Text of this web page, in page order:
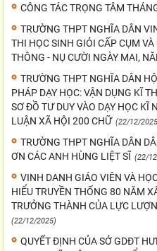
CÔNG TÁC TRỌNG TÂM
TRƯỜNG THPT NGHĨA DÂN
THI HỌC SINH GIỎI CẤP CỤM
THÔNG - NỤ CƯỜI NGÀY MAI,
TRƯỜNG THPT NGHĨA DÂN
PHÁP DẠY HỌC: VẬN DỤNG KĨ
SƠ ĐỒ TƯ DUY VÀO DẠY HỌC KĨ
LUẬN XÃ HỘI 200 CHỮ (22/12/
TRƯỜNG THPT NGHĨA DÂN
ƠN CÁC ANH HÙNG LIỆT SĨ (22/
VINH DANH GIÁO VIÊN VÀ
HIỂU TRUYỀN THỐNG 80 NĂM
TRƯỞNG THÀNH CỦA LỰC
(22/12/2025)
QUYẾT ĐỊNH CỦA SỞ GDĐT